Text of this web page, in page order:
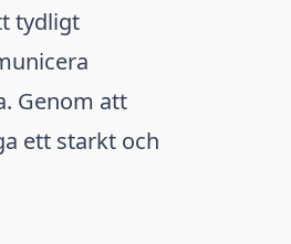
tydligt
Genom att
ett starkt och